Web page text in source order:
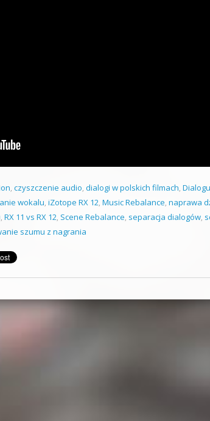
, czyszczenie audio, dialogi w polskich filmach,
wokalu, iZotope RX 12, Music Rebalance, naprawa
, RX 11 vs RX 12, Scene Rebalance, separacja dialogów,
szumu z nagrania